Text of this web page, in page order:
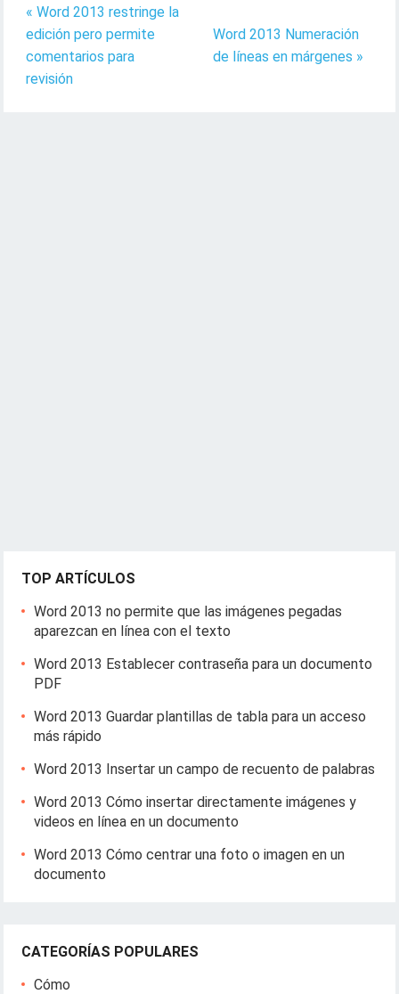
« Word 2013 restringe la
edición pero permite
comentarios para
revisión
Word 2013 Numeración
de líneas en márgenes »
TOP ARTÍCULOS
Word 2013 no permite que las imágenes pegadas
aparezcan en línea con el texto
Word 2013 Establecer contraseña para un documento
PDF
Word 2013 Guardar plantillas de tabla para un acceso
más rápido
Word 2013 Insertar un campo de recuento de palabras
Word 2013 Cómo insertar directamente imágenes y
videos en línea en un documento
Word 2013 Cómo centrar una foto o imagen en un
documento
CATEGORÍAS POPULARES
Cómo